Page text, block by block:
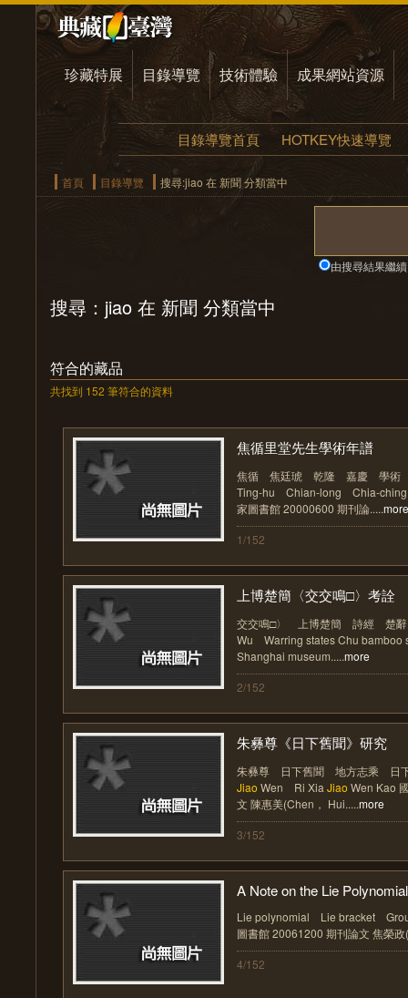
珍藏特展 目錄導覽 技術體驗 成果網站資源
目錄導覽首頁 HOTKEY快速導覽
首頁 目錄導覽 搜尋:jiao 在 新聞 分類當中
由搜尋結果繼續
搜尋：jiao 在 新聞 分類當中
符合的藏品
共找到 152 筆符合的資料
焦循里堂先生學術年譜
焦循 焦廷琥 乾隆 嘉慶 學
Ting-hu Chian-long Chia-
家圖書館 20000600 期刊論.....more
1/152
上博楚簡〈交交鳴□〉考詮
交交鳴□〉 上博楚簡 詩經
Wu Warring states Chu bamboo
Shanghai museum.....more
2/152
朱彝尊《日下舊聞》研究
朱彝尊 日下舊聞 地方志乘 日
Jiao Wen Ri Xia Jiao Wen Kao
文 陳惠美(Chen， Hui.....more
3/152
A Note on the Lie
Lie polynomial Lie bracket
圖書館 20061200 期刊論文 焦榮政(
4/152